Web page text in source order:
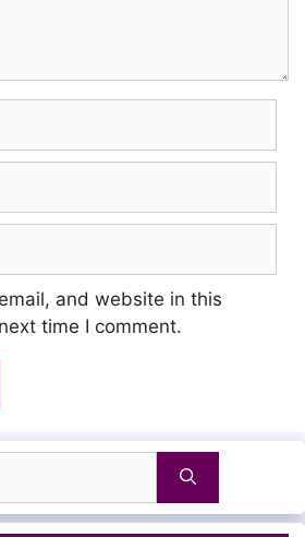
Oodu
Paaru
and website in this
time I comment.